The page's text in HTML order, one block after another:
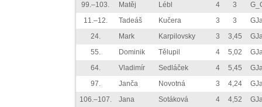
99.–103.
Matěj Lébl 4 3
11.–12.
Tadeáš Kučera 3 3
24.
Mark Karpilovsky 3 3,45
55.
Dominik Tělupil 4 5,02
64.
Vladimír Sedláček 4 5,45
97.
Janča Novotná 3 4,24
106.–107.
Jana Sotáková 4 4,52